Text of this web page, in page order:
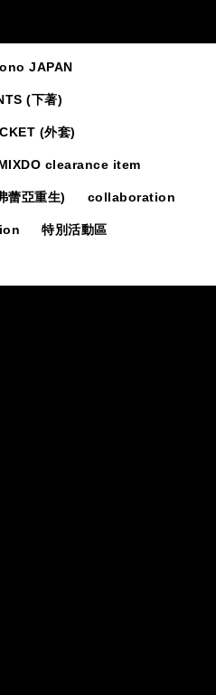
JAPAN
(下著)
(外套)
clearance item
蕾亞重生) collaboration
特別活動區